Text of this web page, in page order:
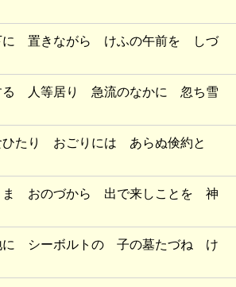
置きながら けふの午前を しづ
る 人等居り 急流のなかに 忽ち雪
ひたり おごりには あらぬ倹約と
ま おのづから 出で来しことを 神
に シーボルトの 子の墓たづね け